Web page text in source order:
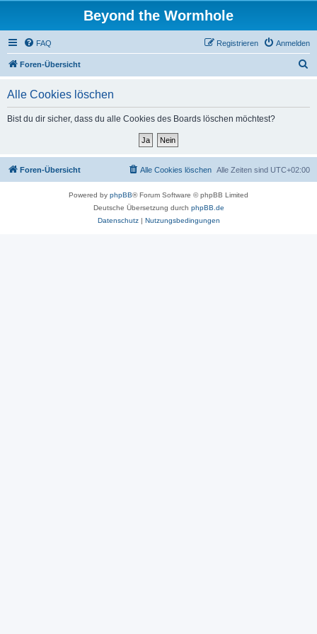
Beyond the Wormhole
FAQ Anmelden
Registrieren
Foren-Übersicht
Alle Cookies löschen
Bist du dir sicher, dass du alle Cookies des Boards löschen möchtest?
Foren-Übersicht Alle Zeiten sind UTC+02:00
Alle Cookies löschen
Powered by phpBB® Forum Software © phpBB Limited
Deutsche Übersetzung durch phpBB.de
Datenschutz| Nutzungsbedingungen